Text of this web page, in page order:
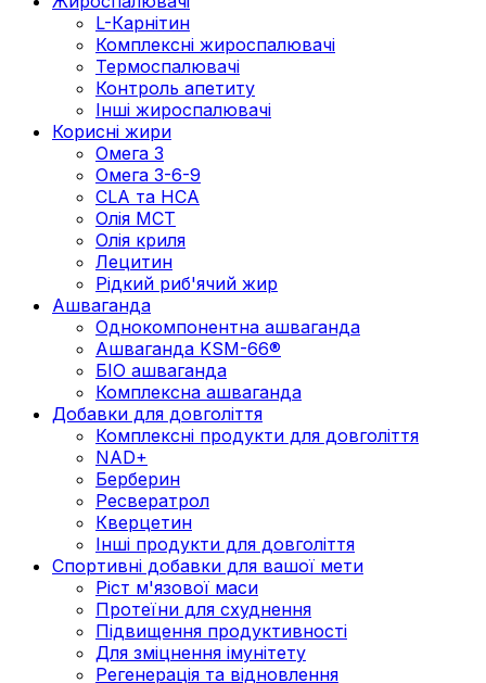
L-Карнітин
Комплексні жироспалювачі
Термоспалювачі
Контроль апетиту
Інші жироспалювачі
Корисні жири
Омега 3
Омега 3-6-9
CLA та HCA
Олія МСТ
Олія криля
Лецитин
Рідкий риб'ячий жир
Ашваганда
Однокомпонентна ашваганда
Ашваганда KSM-66®
БІО ашваганда
Комплексна ашваганда
Добавки для довголіття
Комплексні продукти для довголіття
NAD+
Берберин
Ресвератрол
Кверцетин
Інші продукти для довголіття
Спортивні добавки для вашої мети
Ріст м'язової маси
Протеїни для схуднення
Підвищення продуктивності
Для зміцнення імунітету
Регенерація та відновлення